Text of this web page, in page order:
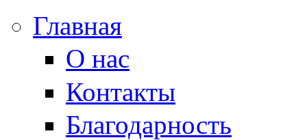
Главная
О нас
Контакты
Благодарность